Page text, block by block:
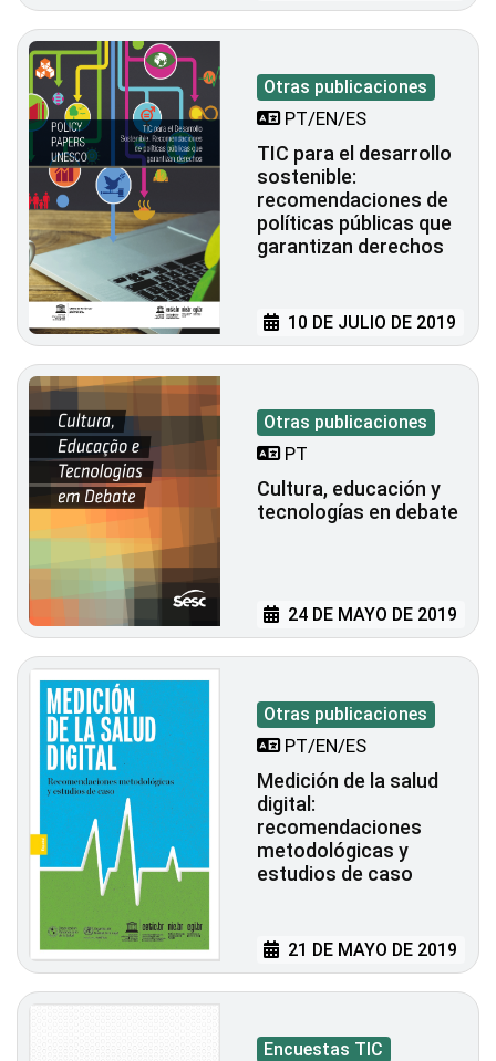
Otras publicaciones
PT/EN/ES
TIC para el desarrollo
sostenible:
recomendaciones de
políticas públicas que
garantizan derechos
10 DE JULIO DE 2019
Otras publicaciones
PT
Cultura, educación y
tecnologías en debate
24 DE MAYO DE 2019
Otras publicaciones
PT/EN/ES
Medición de la salud
digital:
recomendaciones
metodológicas y
estudios de caso
21 DE MAYO DE 2019
Encuestas TIC